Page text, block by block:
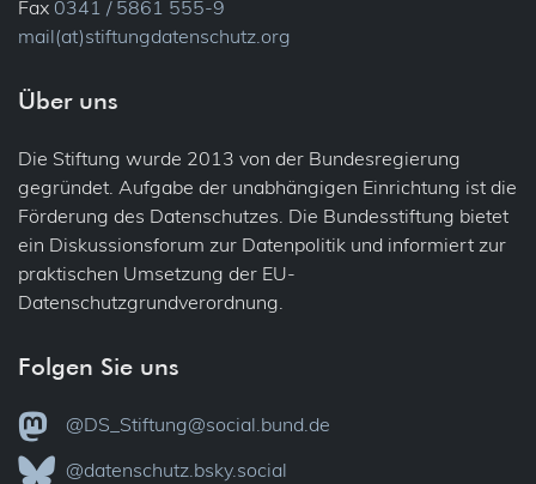
Fax 0341 / 5861 555-9
mail(at)stiftungdatenschutz.org
Über uns
Die Stiftung wurde 2013 von der Bundesregierung
gegründet. Aufgabe der unabhängigen Einrichtung ist die
Förderung des Datenschutzes. Die Bundesstiftung bietet
ein Diskussionsforum zur Datenpolitik und informiert zur
praktischen Umsetzung der EU-
Datenschutzgrundverordnung.
Folgen Sie uns
@DS_Stiftung@social.bund.de
@datenschutz.bsky.social